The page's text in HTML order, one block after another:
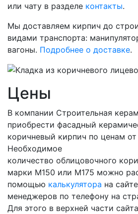
или чату в разделе контакты.
Мы доставляем кирпич до
видами транспорта:
вагоны. Подробнее о доставке.
Цены
В компании Строительная
приобрести фасадный
коричневый кирпич по ценам от
Необходимое
количество облицовочного
марки М150 или М175 можно
помощью калькулятора на
менеджеров по телефону на
Для этого в верхней части